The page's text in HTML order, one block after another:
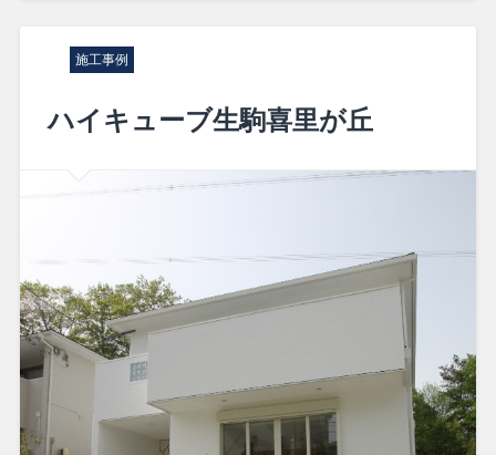
施工事例
ハイキューブ生駒喜里が丘